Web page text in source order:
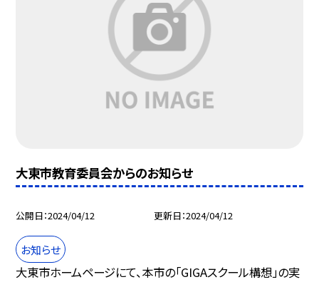
大東市教育委員会からのお知らせ
公開日 2024/04/12 更新日 2024/04/12
お知らせ
大東市ホームページにて、本市の「GIGAスクール構想」の実